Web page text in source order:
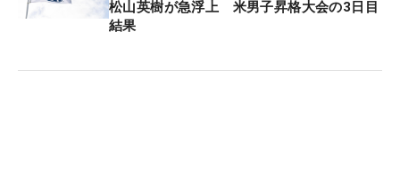
松山英樹が急浮上 米男子昇格大会の3日目
結果